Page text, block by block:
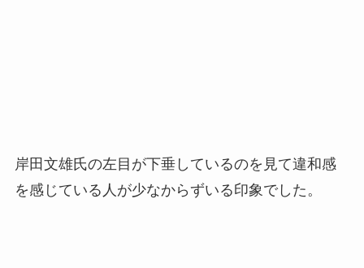
岸田文雄氏の左目が下垂しているのを見て違和感
を感じている人が少なからずいる印象でした。